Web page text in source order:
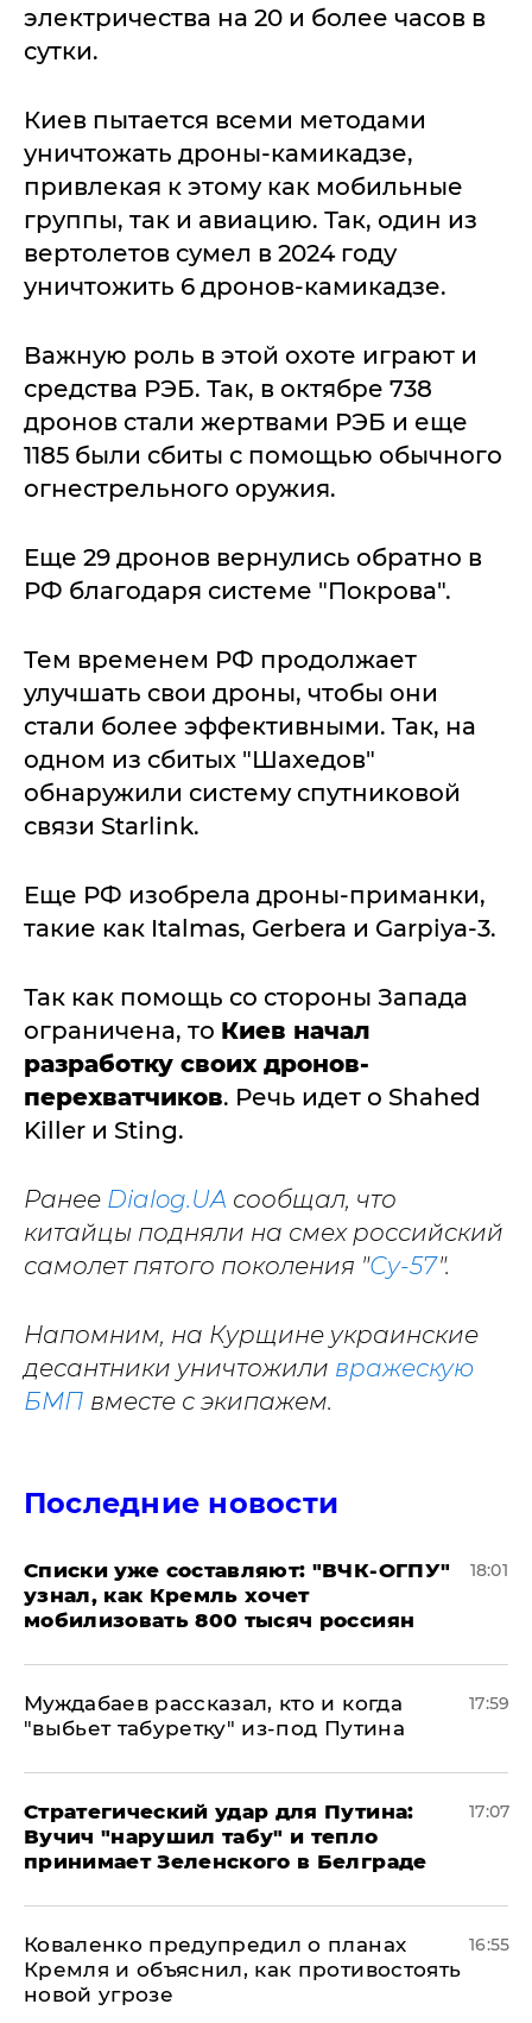
электричества на 20 и более часов в
сутки.
Киев пытается всеми методами
уничтожать дроны-камикадзе,
привлекая к этому как мобильные
группы, так и авиацию. Так, один из
вертолетов сумел в 2024 году
уничтожить 6 дронов-камикадзе.
Важную роль в этой охоте играют и
средства РЭБ. Так, в октябре 738
дронов стали жертвами РЭБ и еще
1185 были сбиты с помощью обычного
огнестрельного оружия.
Еще 29 дронов вернулись обратно в
РФ благодаря системе "Покрова".
Тем временем РФ продолжает
улучшать свои дроны, чтобы они
стали более эффективными. Так, на
одном из сбитых "Шахедов"
обнаружили систему спутниковой
связи Starlink.
Еще РФ изобрела дроны-приманки,
такие как Italmas, Gerbera и Garpiya-3.
Так как помощь со стороны Запада
ограничена, то Киев начал
разработку своих дронов-
перехватчиков. Речь идет о Shahed
Killer и Sting.
Ранее Dialog.UA сообщал, что
китайцы подняли на смех российский
самолет пятого поколения "Су-57".
Напомним, на Курщине украинские
десантники уничтожили вражескую
БМП вместе с экипажем.
Последние новости
Списки уже составляют: "ВЧК-ОГПУ"
узнал, как Кремль хочет
мобилизовать 800 тысяч россиян
18:01
Муждабаев рассказал, кто и когда
"выбьет табуретку" из-под Путина
17:59
Стратегический удар для Путина:
Вучич "нарушил табу" и тепло
принимает Зеленского в Белграде
17:07
Коваленко предупредил о планах
Кремля и объяснил, как противостоять
новой угрозе
16:55